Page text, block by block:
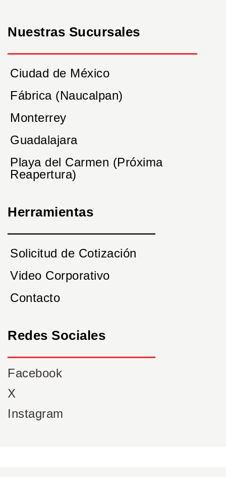
Nuestras Sucursales
Ciudad de México
Fábrica (Naucalpan)
Monterrey
Guadalajara
Playa del Carmen (Próxima
Reapertura)
Herramientas
Solicitud de Cotización
Video Corporativo
Contacto
Redes Sociales
Facebook
X
Instagram